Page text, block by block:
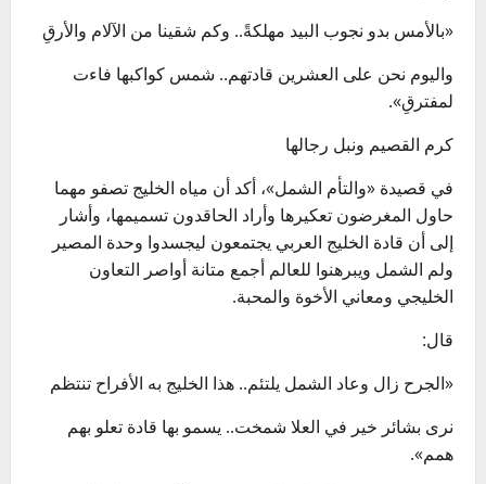
«بالأمس بدو نجوب البيد مهلكةً.. وكم شقينا من الآلام والأرقِ
واليوم نحن على العشرين قادتهم.. شمس كواكبها فاءت
لمفترقِ».
كرم القصيم ونبل رجالها
في قصيدة «والتأم الشمل»، أكد أن مياه الخليج تصفو مهما
حاول المغرضون تعكيرها وأراد الحاقدون تسميمها، وأشار
إلى أن قادة الخليج العربي يجتمعون ليجسدوا وحدة المصير
ولم الشمل ويبرهنوا للعالم أجمع متانة أواصر التعاون
الخليجي ومعاني الأخوة والمحبة.
قال:
«الجرح زال وعاد الشمل يلتئم.. هذا الخليج به الأفراح تنتظم
نرى بشائر خير في العلا شمخت.. يسمو بها قادة تعلو بهم
همم».